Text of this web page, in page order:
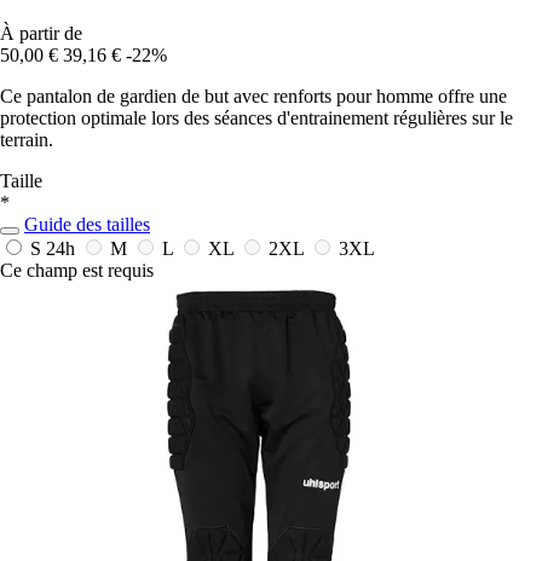
À partir de
50,00 € 39,16 € -22%
Ce pantalon de gardien de but avec renforts pour homme offre une
protection optimale lors des séances d'entrainement régulières sur le
terrain.
Taille
*
Guide des tailles
S 24h M L XL 2XL
3XL
Ce champ est requis